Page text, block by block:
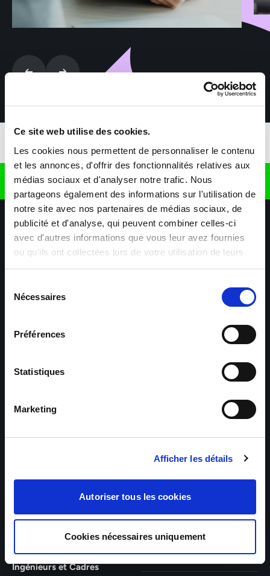
Ce site web utilise des cookies.
Les cookies nous permettent de personnaliser le contenu
et les annonces, d'offrir des fonctionnalités relatives aux
médias sociaux et d'analyser notre trafic. Nous
partageons également des informations sur l'utilisation de
notre site avec nos partenaires de médias sociaux, de
publicité et d'analyse, qui peuvent combiner celles-ci
avec d'autres informations que vous leur avez fournies
ou qu'ils ont collectées lors de votre utilisation de leurs
services.
Nécessaires
Préférences
Statistiques
Marketing
Afficher les détails
Autoriser tous les cookies
Cookies nécessaires uniquement
Retrouvez nous sur
Nos agences Aide & Contact
Maxiplan
Mulhouse – Industrie,
Logistique, Transport et
Bâtiment et Tertiaire
Logistique, Bâtiment et
Guebwiller – Industrie,
Experts Paris – Tertiaire,
Cadres
Experts Strasbourg –
Illkirch-Graffenstaden
Experts Saint-Louis –
Tertiaire, Techniciens,
Ingénieurs et Cadres
Tertiaire, Techniciens,
Ingénieurs et Cadres
Saint-Louis – Industrie,
Logistique, Service